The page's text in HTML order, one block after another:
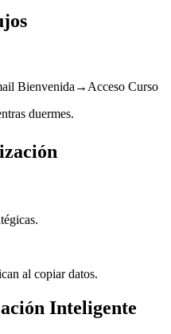
Bienvenida → Acceso Curso
duermes.
al copiar datos.
Inteligente